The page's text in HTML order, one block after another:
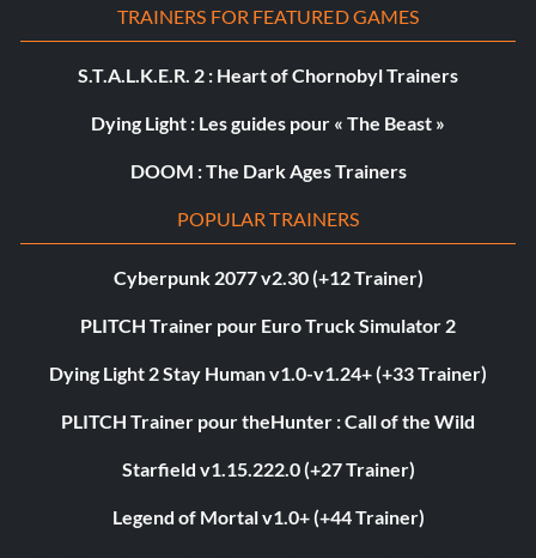
TRAINERS FOR FEATURED GAMES
S.T.A.L.K.E.R. 2 : Heart of Chornobyl Trainers
Dying Light : Les guides pour « The Beast »
DOOM : The Dark Ages Trainers
POPULAR TRAINERS
Cyberpunk 2077 v2.30 (+12 Trainer)
PLITCH Trainer pour Euro Truck Simulator 2
Dying Light 2 Stay Human v1.0-v1.24+ (+33 Trainer)
PLITCH Trainer pour theHunter : Call of the Wild
Starfield v1.15.222.0 (+27 Trainer)
Legend of Mortal v1.0+ (+44 Trainer)